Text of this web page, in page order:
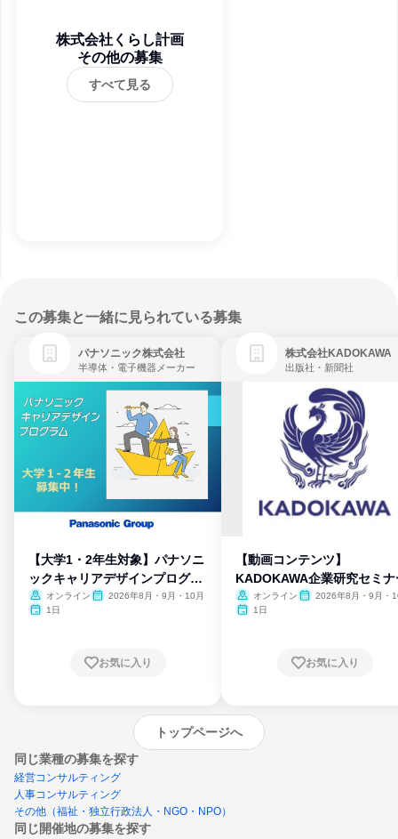
株式会社くらし計画
その他の募集
すべて見る
この募集と一緒に見られている募集
パナソニック株式会社
半導体・電子機器メーカー
【大学1・2年生対象】パナソニ
ックキャリアデザインプログラ
ム
オンライン
2026年8月・9月・10月
1日
お気に入り
株式会社KADOKAWA
出版社・新聞社
【動画コンテンツ】
KADOKAWA企業研究セミナ
オンライン
2026年8月・9月・
1日
お気に入り
トップページへ
同じ業種の募集を探す
経営コンサルティング
人事コンサルティング
その他（福祉・独立行政法人・NGO・NPO）
同じ開催地の募集を探す